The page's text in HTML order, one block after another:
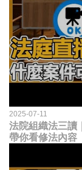
2025-07-11
法院組織法三讀
帶你看修法內容